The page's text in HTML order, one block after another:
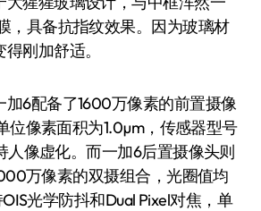
，具备抗指纹效果。因为玻璃材
刚加舒适。
6配备了1600万像素的前置摄像
位像素面积为1.0µm，传感器型号
人像虚化。而一加6后置摄像头则
万像素的双摄组合，光圈值均
光学防抖和Dual Pixel对焦，单